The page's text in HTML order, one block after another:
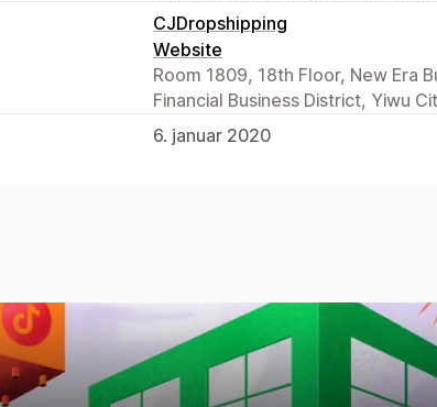
CJDropshipping
Website
Room 1809, 18th Floor, New Era
Financial Business District, Yiwu
6. januar 2020